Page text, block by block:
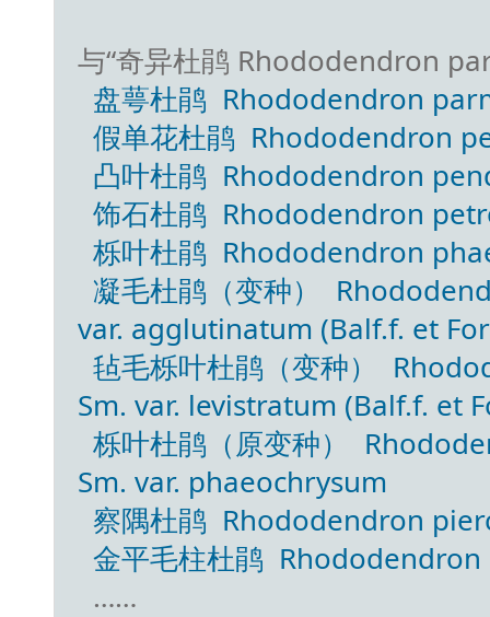
与“奇异杜鹃 Rhododendron
盘萼杜鹃 Rhododendron
假单花杜鹃 Rhododendron
凸叶杜鹃 Rhododendron
饰石杜鹃 Rhododendron
栎叶杜鹃 Rhododendron
凝毛杜鹃（变种）
var. agglutinatum (Balf.f. et
毡毛栎叶杜鹃（变种）
Sm. var. levistratum (Balf.f. et
栎叶杜鹃（原变种）
Sm. var. phaeochrysum
察隅杜鹃 Rhododendron
金平毛柱杜鹃
……